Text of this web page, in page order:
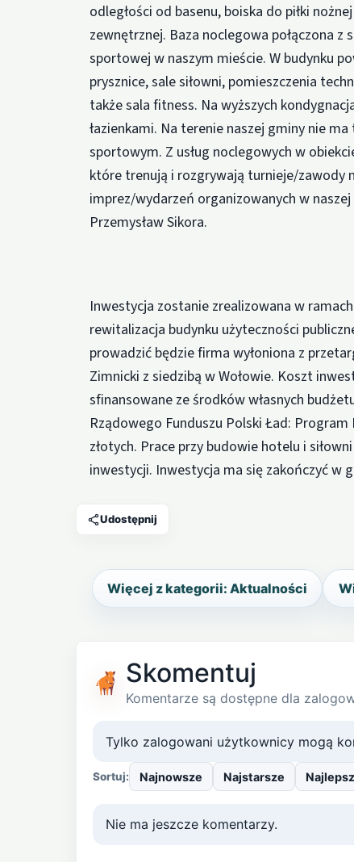
odległości od basenu, boiska do piłki
zewnętrznej. Baza noclegowa połączona z
sportowej w naszym mieście. W budynku
prysznice, sale siłowni, pomieszczenia
także sala fitness. Na wyższych
łazienkami. Na terenie naszej gminy nie
sportowym. Z usług noclegowych w
które trenują i rozgrywają turnieje/zawody
imprez/wydarzeń organizowanych w
Przemysław Sikora.
Inwestycja zostanie zrealizowana w
rewitalizacja budynku użyteczności
prowadzić będzie firma wyłoniona z
Zimnicki z siedzibą w Wołowie. Koszt
sfinansowane ze środków własnych
Rządowego Funduszu Polski Ład:
złotych. Prace przy budowie hotelu i
inwestycji. Inwestycja ma się zakończyć w
Udostępnij
Więcej z kategorii: Aktualności
Skomentuj
Komentarze są dostępne dla
Tylko zalogowani użytkownicy mogą
Sortuj: Najnowsze Najstarsze
Nie ma jeszcze komentarzy.